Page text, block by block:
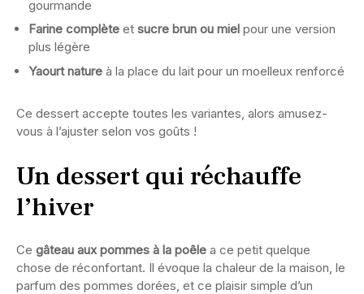
gourmande
Farine complète et sucre brun ou miel pour une version
plus légère
Yaourt nature à la place du lait pour un moelleux renforcé
Ce dessert accepte toutes les variantes, alors amusez-
vous à l’ajuster selon vos goûts !
Un dessert qui réchauffe
l’hiver
Ce gâteau aux pommes à la poêle a ce petit quelque
chose de réconfortant. Il évoque la chaleur de la maison, le
parfum des pommes dorées, et ce plaisir simple d’un